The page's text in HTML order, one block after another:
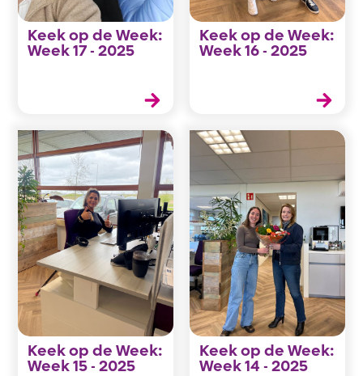
Keek op de Week:
Week 17 - 2025
Keek op de Week:
Week 16 - 2025
Keek op de Week:
Week 15 - 2025
Keek op de Week:
Week 14 - 2025